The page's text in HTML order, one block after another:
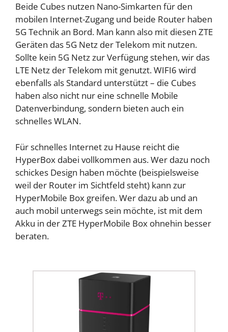
Beide Cubes nutzen Nano-Simkarten für den
mobilen Internet-Zugang und beide Router haben
5G Technik an Bord. Man kann also mit diesen ZTE
Geräten das 5G Netz der Telekom mit nutzen.
Sollte kein 5G Netz zur Verfügung stehen, wir das
LTE Netz der Telekom mit genutzt. WIFI6 wird
ebenfalls als Standard unterstützt – die Cubes
haben also nicht nur eine schnelle Mobile
Datenverbindung, sondern bieten auch ein
schnelles WLAN.
Für schnelles Internet zu Hause reicht die
HyperBox dabei vollkommen aus. Wer dazu noch
schickes Design haben möchte (beispielsweise
weil der Router im Sichtfeld steht) kann zur
HyperMobile Box greifen. Wer dazu ab und an
auch mobil unterwegs sein möchte, ist mit dem
Akku in der ZTE HyperMobile Box ohnehin besser
beraten.